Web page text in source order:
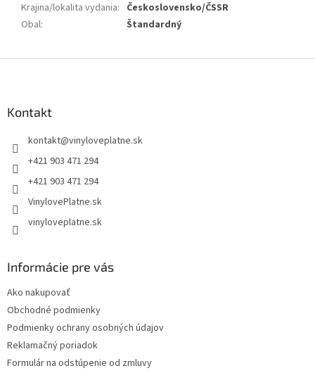
Krajina/lokalita vydania: Československo/ČSSR
Obal: Štandardný
Kontakt
kontakt@vinyloveplatne.sk
+421 903 471 294
+421 903 471 294
VinylovePlatne.sk
vinyloveplatne.sk
Informácie pre vás
Ako nakupovať
Obchodné podmienky
Podmienky ochrany osobných údajov
Reklamačný poriadok
Formulár na odstúpenie od zmluvy